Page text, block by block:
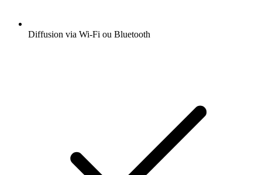
Diffusion via Wi-Fi ou Bluetooth